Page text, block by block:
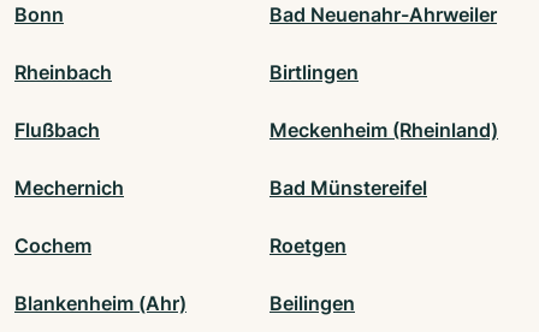
Bonn Bad Neuenahr-Ahrweiler
Rheinbach Birtlingen
Flußbach Meckenheim (Rheinland)
Mechernich Bad Münstereifel
Cochem Roetgen
Blankenheim (Ahr) Beilingen